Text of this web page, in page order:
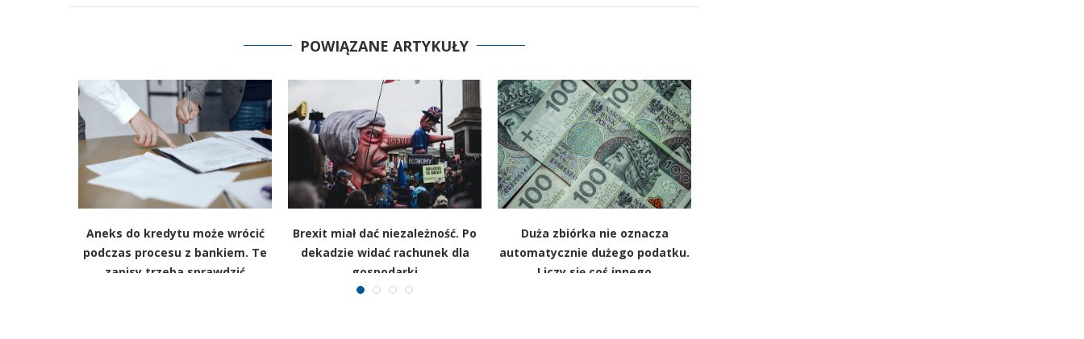
POWIĄZANE ARTYKUŁY
Aneks do kredytu może wrócić
podczas procesu z bankiem. Te
zapisy trzeba sprawdzić
Brexit miał dać niezależność. Po
dekadzie widać rachunek dla
gospodarki
Duża zbiórka nie oznacza
automatycznie dużego podatku.
Liczy się coś innego